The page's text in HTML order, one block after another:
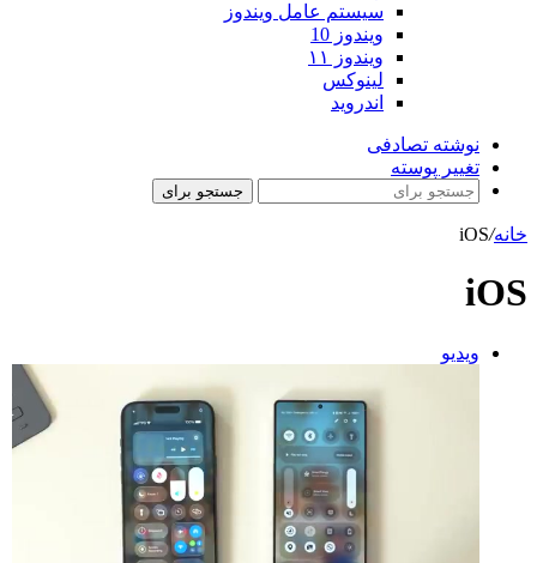
سیستم عامل ویندوز
ویندوز 10
ویندوز ۱۱
لینوکس
اندروید
نوشته تصادفی
تغییر پوسته
جستجو برای
خانه/
iOS
iOS
ویدیو